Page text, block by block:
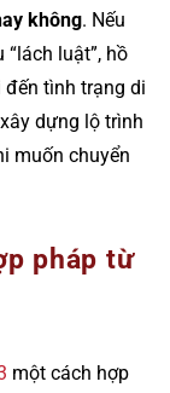
không. Nếu
luật”, hồ
tình trạng di
dựng lộ trình
muốn chuyển
pháp từ
một cách hợp